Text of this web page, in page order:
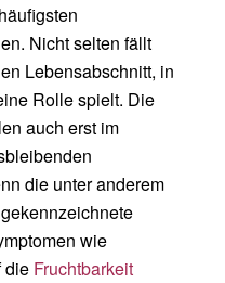
Nicht selten fällt
Lebensabschnitt, in
Rolle spielt. Die
auch erst im
die unter anderem
wie
die Fruchtbarkeit